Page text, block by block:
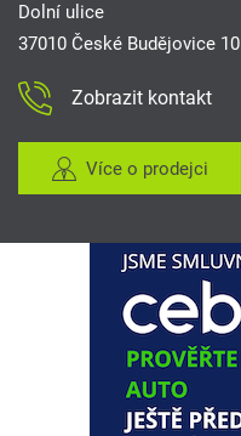
Dolní ulice
37010 České Budějovice 10
Zobrazit kontakt
Více o prodejci